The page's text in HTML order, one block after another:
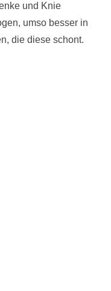
und Knie
umso besser in
die diese schont.